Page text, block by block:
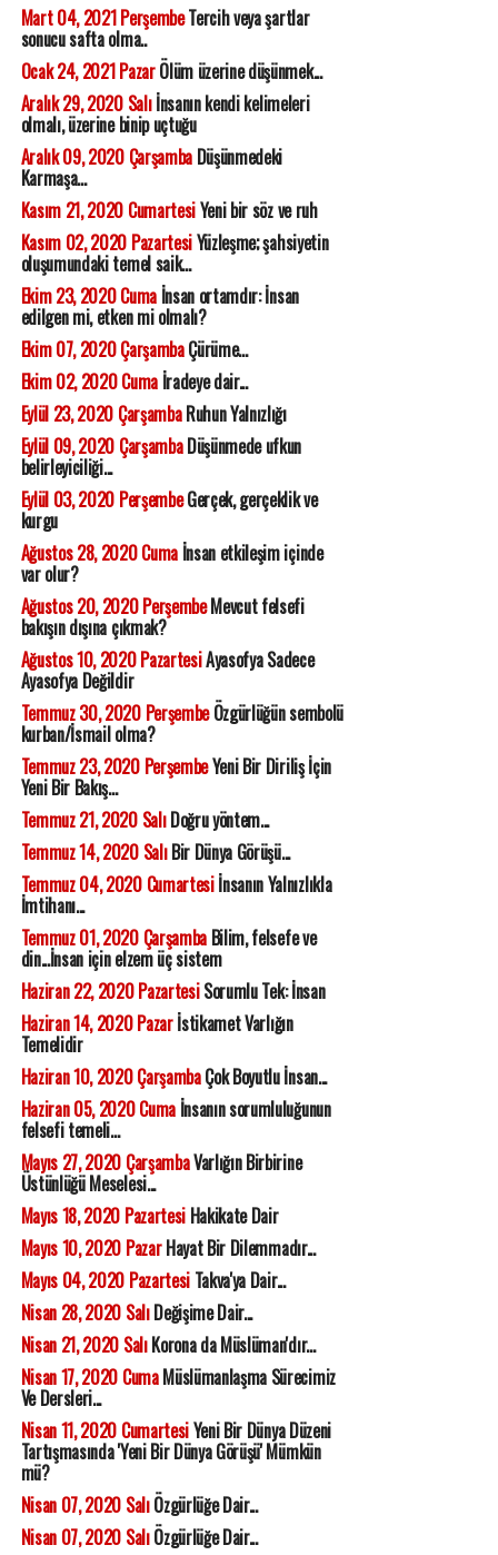
Mart 04, 2021 PerşembeTercih veya şartlar
sonucu safta olma..
Ocak 24, 2021 PazarÖlüm üzerine düşünmek...
Aralık 29, 2020 Salıİnsanın kendi kelimeleri
olmalı, üzerine binip uçtuğu
Aralık 09, 2020 ÇarşambaDüşünmedeki
Karmaşa...
Kasım 21, 2020 CumartesiYeni bir söz ve ruh
Kasım 02, 2020 PazartesiYüzleşme; şahsiyetin
oluşumundaki temel saik...
Ekim 23, 2020 Cumaİnsan ortamdır: İnsan
edilgen mi, etken mi olmalı?
Ekim 07, 2020 ÇarşambaÇürüme...
Ekim 02, 2020 Cumaİradeye dair...
Eylül 23, 2020 ÇarşambaRuhun Yalnızlığı
Eylül 09, 2020 ÇarşambaDüşünmede ufkun
belirleyiciliği...
Eylül 03, 2020 PerşembeGerçek, gerçeklik ve
kurgu
Ağustos 28, 2020 Cumaİnsan etkileşim içinde
var olur?
Ağustos 20, 2020 PerşembeMevcut felsefi
bakışın dışına çıkmak?
Ağustos 10, 2020 PazartesiAyasofya Sadece
Ayasofya Değildir
Temmuz 30, 2020 PerşembeÖzgürlüğün sembolü
kurban/İsmail olma?
Temmuz 23, 2020 PerşembeYeni Bir Diriliş İçin
Yeni Bir Bakış...
Temmuz 21, 2020 SalıDoğru yöntem...
Temmuz 14, 2020 SalıBir Dünya Görüşü...
Temmuz 04, 2020 Cumartesiİnsanın Yalnızlıkla
İmtihanı...
Temmuz 01, 2020 ÇarşambaBilim, felsefe ve
din...İnsan için elzem üç sistem
Haziran 22, 2020 PazartesiSorumlu Tek: İnsan
Haziran 14, 2020 Pazarİstikamet Varlığın
Temelidir
Haziran 10, 2020 ÇarşambaÇok Boyutlu İnsan...
Haziran 05, 2020 Cumaİnsanın sorumluluğunun
felsefi temeli...
Mayıs 27, 2020 ÇarşambaVarlığın Birbirine
Üstünlüğü Meselesi...
Mayıs 18, 2020 PazartesiHakikate Dair
Mayıs 10, 2020 PazarHayat Bir Dilemmadır...
Mayıs 04, 2020 PazartesiTakva'ya Dair...
Nisan 28, 2020 SalıDeğişime Dair...
Nisan 21, 2020 SalıKorona da Müslüman'dır...
Nisan 17, 2020 CumaMüslümanlaşma Sürecimiz
Ve Dersleri...
Nisan 11, 2020 CumartesiYeni Bir Dünya Düzeni
Tartışmasında 'Yeni Bir Dünya Görüşü' Mümkün
mü?
Nisan 07, 2020 SalıÖzgürlüğe Dair...
Nisan 07, 2020 SalıÖzgürlüğe Dair...